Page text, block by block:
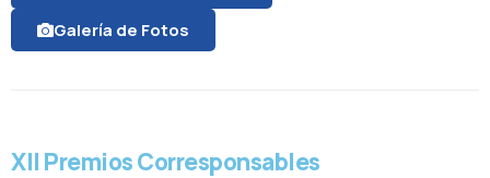
Galería de Fotos
XII Premios Corresponsables